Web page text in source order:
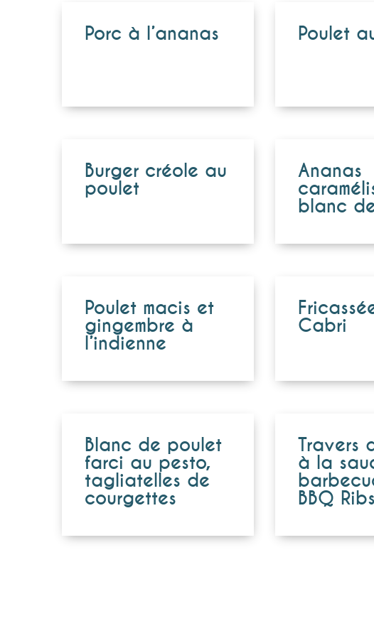
Porc à l’ananas Poulet
Burger créole au
poulet
Ananas
blanc
Poulet macis et
gingembre à
l’indienne
Cabri
Blanc de poulet
farci au pesto,
tagliatelles de
courgettes
Travers
à la
BBQ